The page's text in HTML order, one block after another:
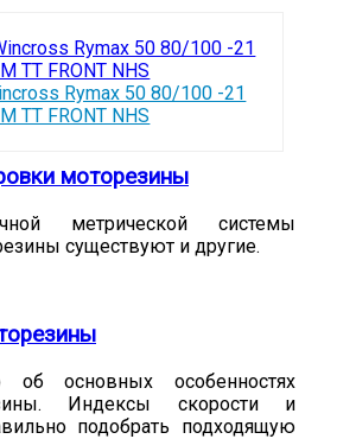
Rymax 50 80/100 -21
TT FRONT NHS
моторезины
метрической системы
существуют и другие.
основных особенностях
Индексы скорости и
подобрать подходящую